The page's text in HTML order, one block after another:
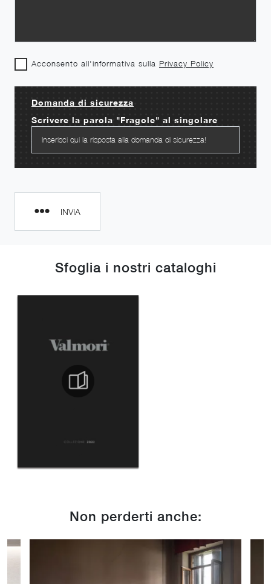
Sfoglia i nostri cataloghi
Acconsento all'informativa sulla Privacy Policy
Domanda di sicurezza
Scrivere la parola "Fragole" al singolare
INVIA
Non perderti anche: